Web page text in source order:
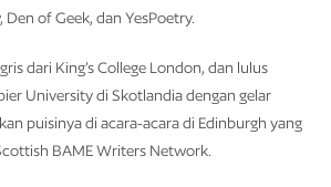
of Geek, dan YesPoetry.
dari King’s College London, dan lulus
University di Skotlandia dengan gelar
puisinya di acara-acara di Edinburgh yang
BAME Writers Network.